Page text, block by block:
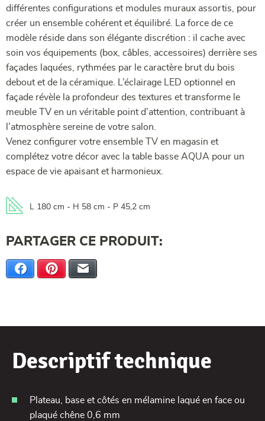
différentes configurations et modules muraux assortis, pour
créer un ensemble cohérent et équilibré. La force de ce
modèle réside dans son élégante discrétion : il cache avec
soin vos équipements (box, câbles, accessoires) derrière ses
façades laquées, rythmées par le caractère brut du bois
debout et de la céramique. L’éclairage LED optionnel en
façade révèle la profondeur des textures et transforme le
meuble TV en un véritable point d’attention, contribuant à
l’atmosphère sereine de votre salon.
Venez configurer votre ensemble TV en magasin et
complétez votre décor avec la table basse AQUA pour un
espace de vie apaisant et harmonieux.
L 180 cm - H 58 cm - P 45,2 cm
PARTAGER CE PRODUIT:
Facebook Pinterest
Descriptif technique
Plateau, base et côtés en mélamine laqué en face ou
plaqué chêne 0,6 mm